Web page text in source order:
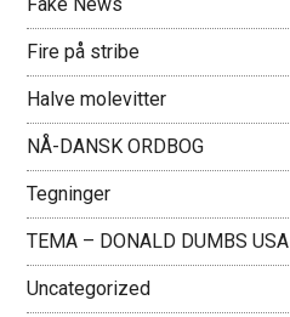
Fire på stribe
Halve molevitter
NÅ-DANSK ORDBOG
Tegninger
TEMA – DONALD DUMBS USA
Uncategorized